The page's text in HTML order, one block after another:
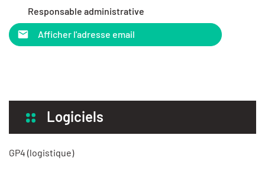
Responsable administrative
Afficher l'adresse email
Logiciels
GP4 (logistique)